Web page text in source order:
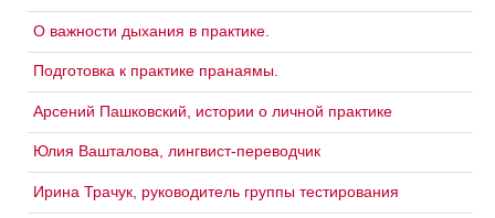
О важности дыхания в практике.
Подготовка к практике пранаямы.
Арсений Пашковский, истории о личной практике
Юлия Вашталова, лингвист-переводчик
Ирина Трачук, руководитель группы тестирования